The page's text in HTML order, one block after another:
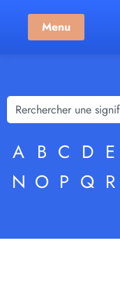
Menu
A B C D E
N O P Q R